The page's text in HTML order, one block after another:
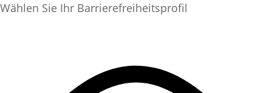
Wählen Sie Ihr Barrierefreiheitsprofil